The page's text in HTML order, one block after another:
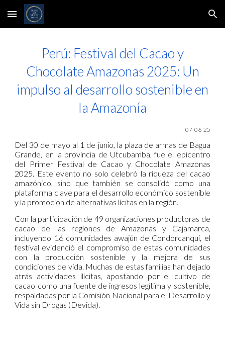
Skip to main content Skip to navigation
Perú: Festival del Cacao y
Chocolate Amazonas 2025: Un
impulso al desarrollo sostenible en
la Amazonía
07-06-25
Del 30 de mayo al 1 de junio, la plaza de armas de Bagua
Grande, en la provincia de Utcubamba, fue el epicentro
del Primer Festival de Cacao y Chocolate Amazonas
2025. Este evento no solo celebró la riqueza del cacao
amazónico, sino que también se consolidó como una
plataforma clave para el desarrollo económico sostenible
y la promoción de alternativas lícitas en la región.
Con la participación de 49 organizaciones productoras de
cacao de las regiones de Amazonas y Cajamarca,
incluyendo 16 comunidades awajún de Condorcanqui, el
festival evidenció el compromiso de estas comunidades
con la producción sostenible y la mejora de sus
condiciones de vida. Muchas de estas familias han dejado
atrás actividades ilícitas, apostando por el cultivo de
cacao como una fuente de ingresos legítima y sostenible,
respaldadas por la Comisión Nacional para el Desarrollo y
Vida sin Drogas (Devida).